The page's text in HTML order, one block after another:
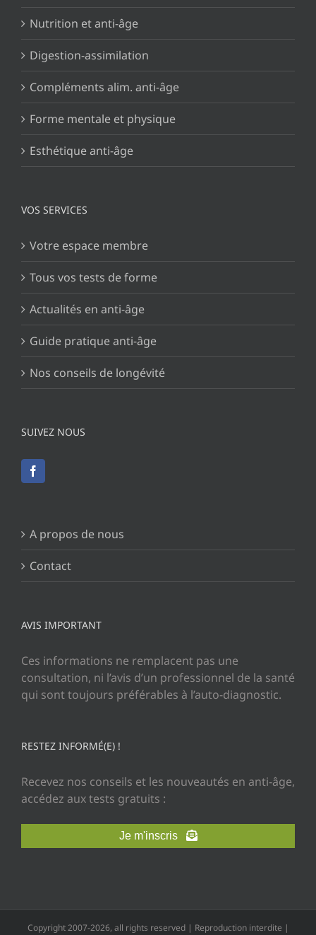
Nutrition et anti-âge
Digestion-assimilation
Compléments alim. anti-âge
Forme mentale et physique
Esthétique anti-âge
VOS SERVICES
Votre espace membre
Tous vos tests de forme
Actualités en anti-âge
Guide pratique anti-âge
Nos conseils de longévité
SUIVEZ NOUS
A propos de nous
Contact
AVIS IMPORTANT
Ces informations ne remplacent pas une
consultation, ni l’avis d’un professionnel de la santé
qui sont toujours préférables à l’auto-diagnostic.
RESTEZ INFORMÉ(E) !
Recevez nos conseils et les nouveautés en anti-âge,
accédez aux tests gratuits :
Je m'inscris
Copyright 2007-2026, all rights reserved | Reproduction interdite |